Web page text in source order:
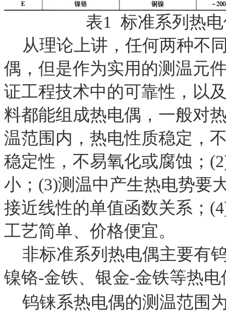
表1 标准系列热
从理论上讲，任何两种不
偶，但是作为实用的测温元
证工程技术中的可靠性，以
料都能组成热电偶，一般对
温范围内，热电性质稳定，
稳定性，不易氧化或腐蚀；
小； (3)测温中产生热电势要
接近线性的单值函数关系；
工艺简单、价格便宜。
非标准系列热电偶主要有
镍铬-金铁、银金-金铁等热电
钨铼系热电偶的测温范围